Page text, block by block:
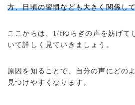
方、日頃の習慣なども大きく関係し
ここからは、1/fゆらぎの声を妨げて
いて詳しく見ていきましょう。
原因を知ることで、自分の声にどの
見つけやすくなります。